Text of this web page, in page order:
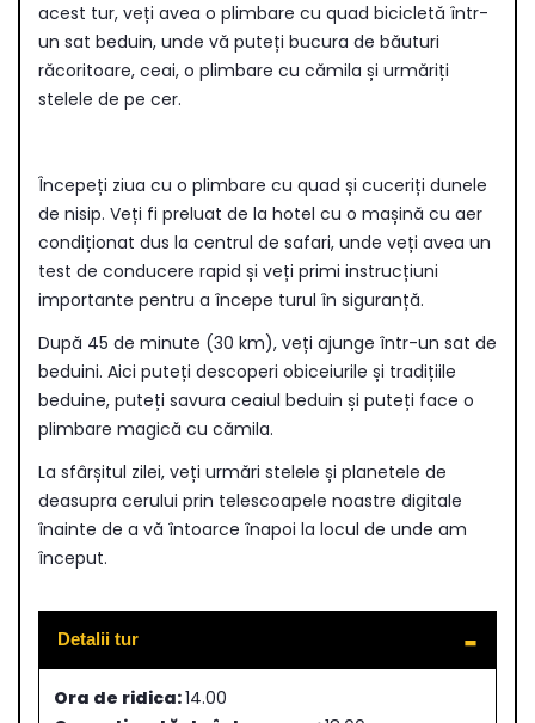
acest tur, veți avea o plimbare cu quad bicicletă într-
un sat beduin, unde vă puteți bucura de băuturi
răcoritoare, ceai, o plimbare cu cămila și urmăriți
stelele de pe cer.
Începeți ziua cu o plimbare cu quad și cuceriți dunele
de nisip. Veți fi preluat de la hotel cu o mașină cu aer
condiționat dus la centrul de safari, unde veți avea un
test de conducere rapid și veți primi instrucțiuni
importante pentru a începe turul în siguranță.
După 45 de minute (30 km), veți ajunge într-un sat de
beduini. Aici puteți descoperi obiceiurile și tradițiile
beduine, puteți savura ceaiul beduin și puteți face o
plimbare magică cu cămila.
La sfârșitul zilei, veți urmări stelele și planetele de
deasupra cerului prin telescoapele noastre digitale
înainte de a vă întoarce înapoi la locul de unde am
început.
Detalii tur
Ora de ridica:14.00